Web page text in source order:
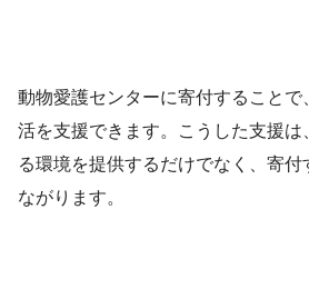
動物愛護センターに寄付することで
活を支援できます。こうした支援は
る環境を提供するだけでなく、寄
ながります。